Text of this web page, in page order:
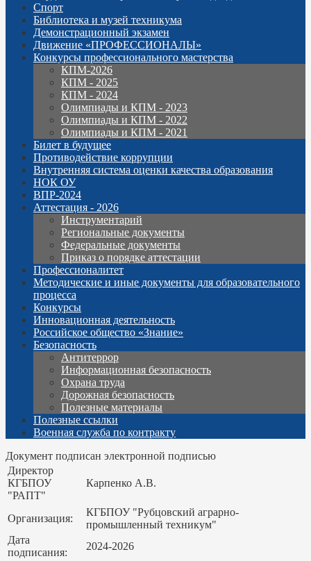
Спорт
Библиотека и музей техникума
Демонстрационный экзамен
Движение «ПРОФЕССИОНАЛЫ»
Конкурсы профессионального мастерства
КПМ-2026
КПМ - 2025
КПМ - 2024
Олимпиады и КПМ - 2023
Олимпиады и КПМ - 2022
Олимпиады и КПМ - 2021
Билет в будущее
Противодействие коррупции
Внутренняя система оценки качества образования
НОК ОУ
ВПР-2024
Аттестация - 2026
Инструментарий
Региональные документы
Федеральные документы
Приказ о порядке аттестации
Профессионалитет
Методические и иные документы для образовательного
процесса
Конкурсы
Инновационная деятельность
Российское общество «Знание»
Безопасность
Антитеррор
Информационная безопасность
Охрана труда
Дорожная безопасность
Полезные материалы
Полезные ссылки
Военная служба по контракту
Документ подписан электронной подписью
Директор
КГБПОУ
"РАПТ"
Карпенко А.В.
Организация:
КГБПОУ "Рубцовский аграрно-
промышленный техникум"
Дата
подписания:
2024-2026